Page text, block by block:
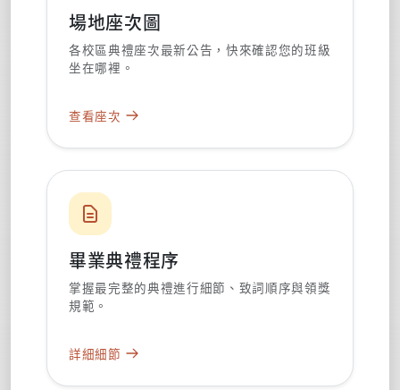
場地座次圖
各校區典禮座次最新公告，快來確認您的班級
坐在哪裡。
查看座次
畢業典禮程序
掌握最完整的典禮進行細節、致詞順序與領獎
規範。
詳細細節